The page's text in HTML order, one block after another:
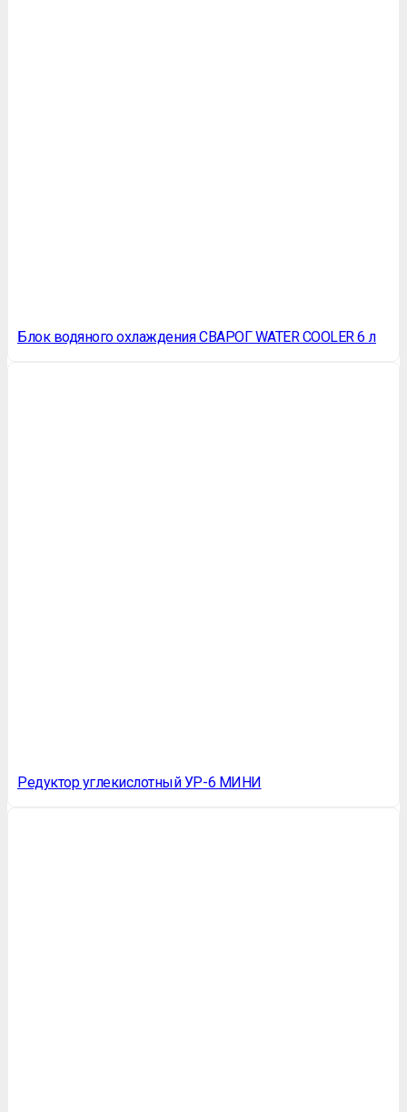
Блок водяного охлаждения СВАРОГ WATER COOLER 6 л
Редуктор углекислотный УР-6 МИНИ